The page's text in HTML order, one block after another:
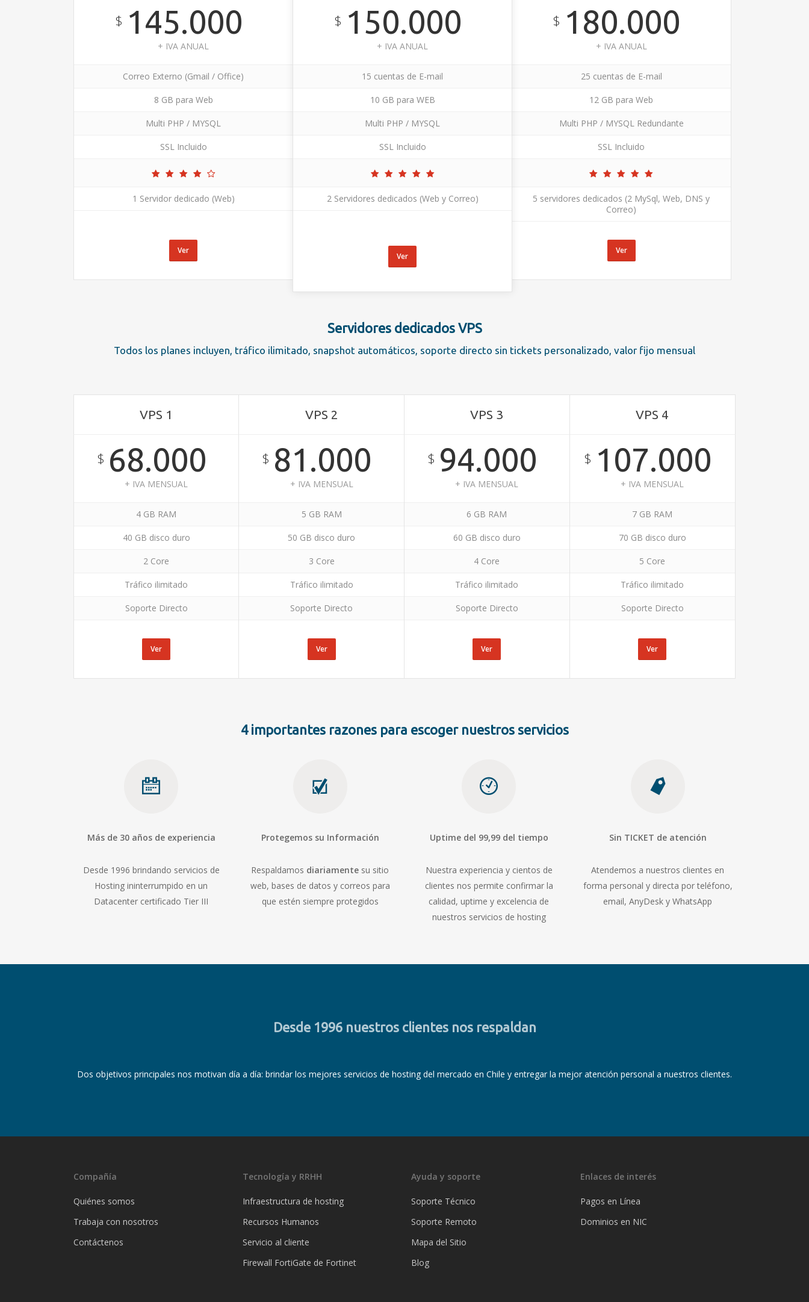
$145.000
+ IVA ANUAL
Correo Externo (Gmail / Office)
8 GB para Web
Multi PHP / MYSQL
SSL Incluido
1 Servidor dedicado (Web)
Ver
$150.000
+ IVA ANUAL
15 cuentas de E-mail
10 GB para WEB
Multi PHP / MYSQL
SSL Incluido
2 Servidores dedicados (Web y Correo)
Ver
$180.000
+ IVA ANUAL
25 cuentas de E-mail
12 GB para Web
Multi PHP / MYSQL Redundante
SSL Incluido
5 servidores dedicados (2 MySql, Web, DNS y
Correo)
Ver
Servidores dedicados VPS
Todos los planes incluyen, tráfico ilimitado, snapshot automáticos, soporte directo sin tickets personalizado, valor fijo mensual
VPS 1
$68.000
+ IVA MENSUAL
4 GB RAM
40 GB disco duro
2 Core
Tráfico ilimitado
Soporte Directo
Ver
VPS 2
$81.000
+ IVA MENSUAL
5 GB RAM
50 GB disco duro
3 Core
Tráfico ilimitado
Soporte Directo
Ver
VPS 3
$94.000
+ IVA MENSUAL
6 GB RAM
60 GB disco duro
4 Core
Tráfico ilimitado
Soporte Directo
Ver
VPS 4
$107.000
+ IVA MENSUAL
7 GB RAM
70 GB disco duro
5 Core
Tráfico ilimitado
Soporte Directo
Ver
4 importantes razones para escoger nuestros servicios
Más de 30 años de experiencia
Desde 1996 brindando servicios de
Hosting ininterrumpido en un
Datacenter certificado Tier III
Protegemos su Información
Respaldamos diariamente su sitio
web, bases de datos y correos para
que estén siempre protegidos
Uptime del 99,99 del tiempo
Nuestra experiencia y cientos de
clientes nos permite confirmar la
calidad, uptime y excelencia de
nuestros servicios de hosting
Sin TICKET de atención
Atendemos a nuestros clientes en
forma personal y directa por teléfono,
email, AnyDesk y WhatsApp
Desde 1996 nuestros clientes nos respaldan
Dos objetivos principales nos motivan día a día: brindar los mejores servicios de hosting del mercado en Chile y entregar la mejor atención personal a nuestros clientes.
Compañía
Quiénes somos
Trabaja con nosotros
Contáctenos
Tecnología y RRHH
Infraestructura de hosting
Recursos Humanos
Servicio al cliente
Firewall FortiGate de Fortinet
Ayuda y soporte
Soporte Técnico
Soporte Remoto
Mapa del Sitio
Blog
Enlaces de interés
Pagos en Línea
Dominios en NIC